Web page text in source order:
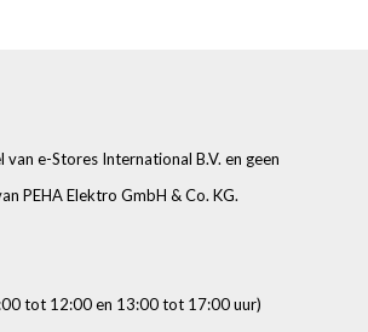
e-Stores International B.V. en geen
PEHA Elektro GmbH & Co. KG.
tot 12:00 en 13:00 tot 17:00 uur)